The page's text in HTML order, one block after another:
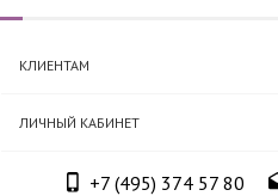
КЛИЕНТАМ
ЛИЧНЫЙ КАБИНЕТ
+7 (495) 374 57 80